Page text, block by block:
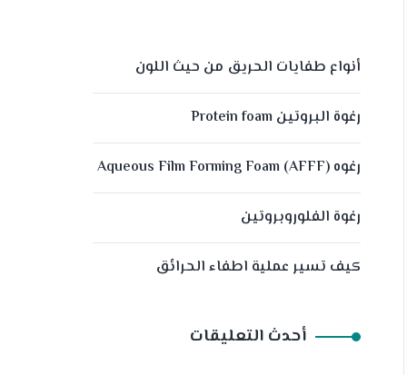
أنواع طفايات الحريق من حيث اللون
رغوة البروتين Protein foam
رغوه (Aqueous Film Forming Foam (AFFF
رغوة الفلوروبروتين
كيف تسير عملية اطفاء الحرائق
أحدث التعليقات